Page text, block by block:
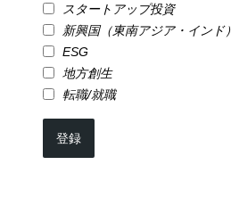
スタートアップ投資
新興国（東南アジア・インド）
ESG
地方創生
転職/就職
登録